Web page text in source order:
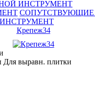
ИНСТРУМЕНТ
СОПУТСТВУЮЩИЕ
Крепеж34
Для выравн. плитки